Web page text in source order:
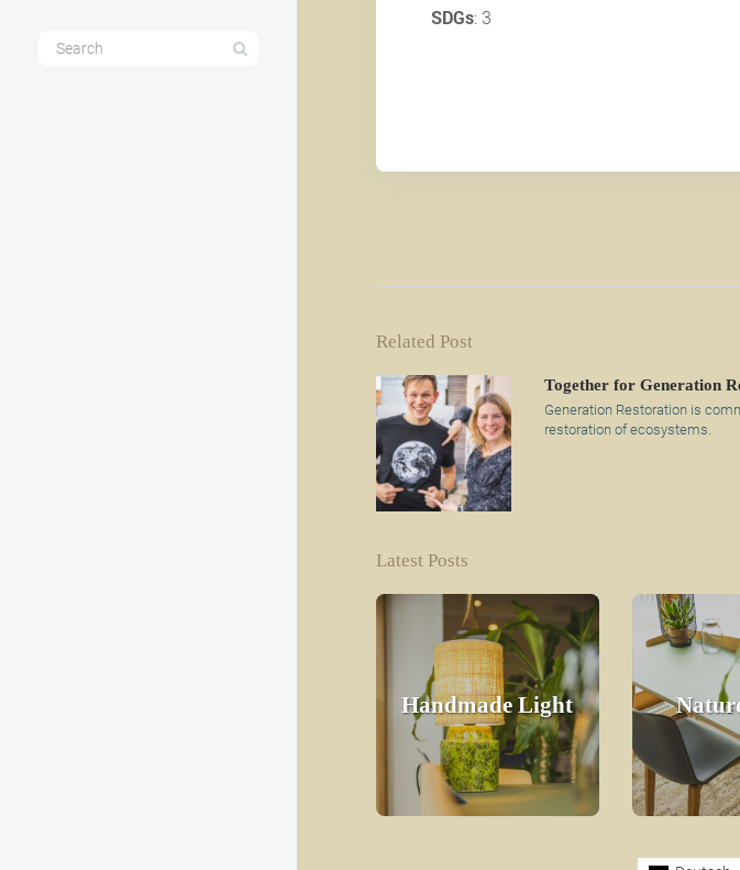
SDGs: 3
Related Post
Together for Generation
Generation Restoration is
restoration of ecosystems.
Latest Posts
Handmade Light